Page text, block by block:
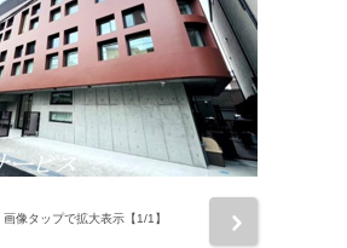
画像タップで拡大表示【1/1】